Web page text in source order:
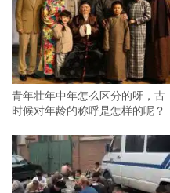
青年壮年中年怎么区分的呀，古
时候对年龄的称呼是怎样的呢？